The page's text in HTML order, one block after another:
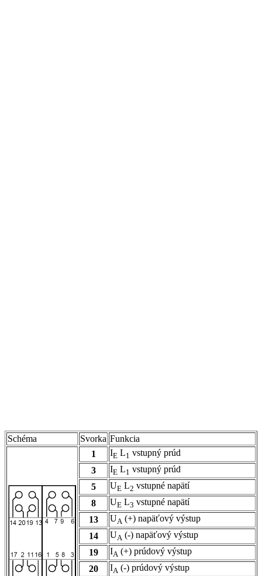
Schéma Svorka Funkcia
1
IE L1 vstupný prúd
3
IE L1 vstupný prúd
5
UE L2 vstupné napätí
8
UE L3 vstupné napätí
13
UA (+) napäťový výstup
14
UA (-) napäťový výstup
19
IA (+) prúdový výstup
20
IA (-) prúdový výstup